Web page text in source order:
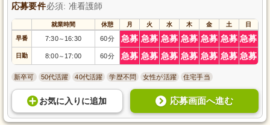
応募要件必須: 准看護師
就業時間 休憩 月 火 水 木 金 土 日
早番 7:30～ 16:30 60分 急募 急募 急募 急募 急募 急募 急募
日勤 8:00～ 17:00 60分 急募 急募 急募 急募 急募 急募 急募
新卒可 50代活躍 40代活躍 学歴不問 女性が活躍 住宅手当
お気に入り に追加 応募画面へ進む